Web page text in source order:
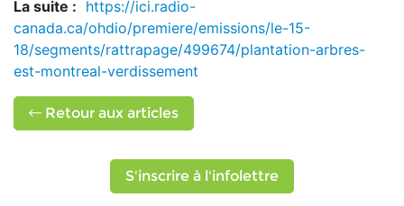
La suite : https://ici.radio-
canada.ca/ohdio/premiere/emissions/le-15-
18/segments/rattrapage/499674/plantation-arbres-
est-montreal-verdissement
Retour aux articles
S'inscrire à l'infolettre